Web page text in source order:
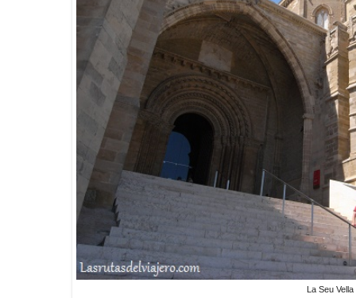
La Seu Vella